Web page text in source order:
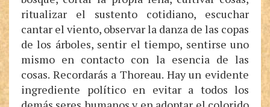
ritualizar el sustento cotidiano, escuchar
cantar el viento, observar la danza de las copas
de los árboles, sentir el tiempo, sentirse uno
mismo en contacto con la esencia de las
cosas. Recordarás a Thoreau. Hay un evidente
ingrediente político en evitar a todos los